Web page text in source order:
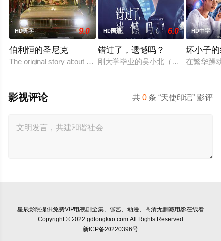
HD无字 9.0
伯利恒的圣尼克
The original story about a man who lost his son, became Santa
HD国语 6.0
错过了，遗憾吗？
刚大学毕业的吴小北（庄达菲 饰）
HD中字
坏小子
在繁华躁
共0 条 “天使印记” 影评
影视评论
星辰影院提供免费VIP电视剧全集、综艺、动漫、高清无删减电影在线看
Copyright © 2022 gdtongkao.com All Rights Reserved
新ICP备20220396号